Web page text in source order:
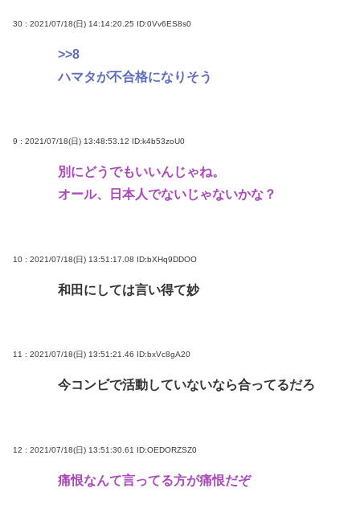
30 : 2021/07/18(日) 14:14:20.25 ID:0Vv6ES8s0
>>8
ハマタが不合格になりそう
9 : 2021/07/18(日) 13:48:53.12 ID:k4b53zoU0
別にどうでもいいんじゃね。
オール、日本人でないじゃないかな？
10 : 2021/07/18(日) 13:51:17.08 ID:bXHq9DDOO
和田にしては言い得て妙
11 : 2021/07/18(日) 13:51:21.46 ID:bxVc8gA20
今コンビで活動していないなら合ってるだろ
12 : 2021/07/18(日) 13:51:30.61 ID:OEDORZSZ0
痛恨なんて言ってる方が痛恨だぞ